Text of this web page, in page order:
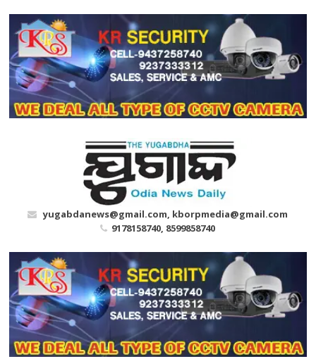
content
yugabdanews@gmail.com, kborpmedia@gmail.com
9178158740, 8599858740